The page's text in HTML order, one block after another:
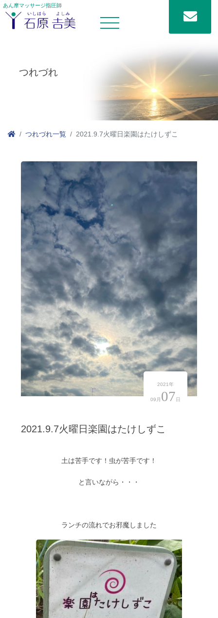
あん摩マッサージ指圧師
つれづれ
つれづれ一覧 2021.9.7火曜日楽園はたけしずこ
2021年
09月 07 日
2021.9.7火曜日楽園はたけしずこ
土は苦手です！虫が苦手です！
と言いながら・・・
ランチの流れでお邪魔しました